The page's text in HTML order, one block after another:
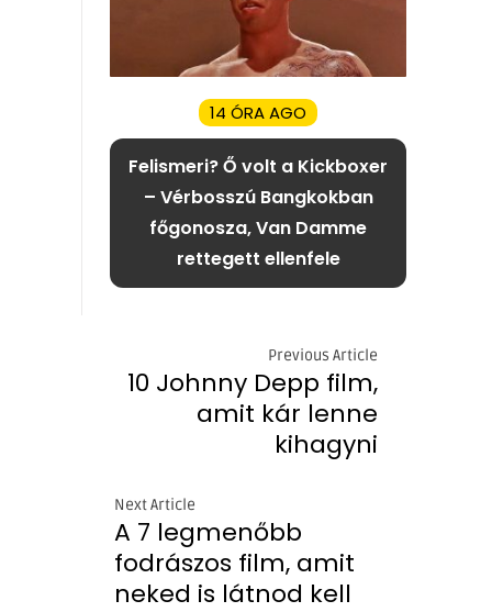
14 ÓRA AGO
Felismeri? Ő volt a Kickboxer
– Vérbosszú Bangkokban
főgonosza, Van Damme
rettegett ellenfele
Previous Article
10 Johnny Depp film,
amit kár lenne
kihagyni
Next Article
A 7 legmenőbb
fodrászos film, amit
neked is látnod kell